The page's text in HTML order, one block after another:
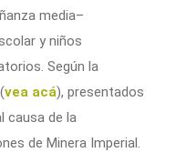
media–
y niños
Según la
vea acá), presentados
causa de la
de Minera Imperial.